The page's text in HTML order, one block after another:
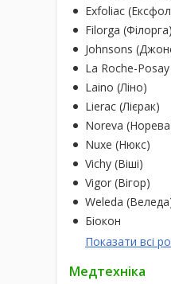
Exfoliac
Filorga (Філорга)
Johnsons
La Roche-
Laino (Ліно)
Lierac (Лієрак)
Noreva
Nuxe (Нюкс)
Vichy (Віші)
Vigor (Вігор)
Weleda
Біокон
Показати всі
Медтехніка